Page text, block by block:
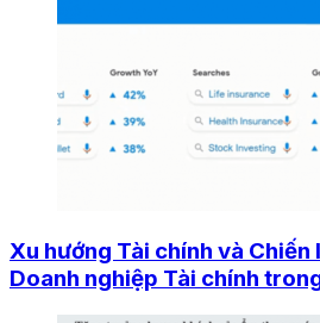
Xu hướng Tài chính và
Doanh nghiệp Tài chính